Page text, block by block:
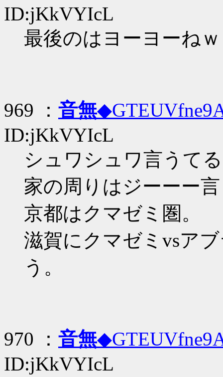
ID:jKkVYIcL
最後のはヨーヨーねｗ
969 ： 音無
ID:jKkVYIcL
シュワシュワ言うて
家の周りはジーーー
京都はクマゼミ圏。
滋賀にクマゼミvsア
う。
970 ： 音無
ID:jKkVYIcL